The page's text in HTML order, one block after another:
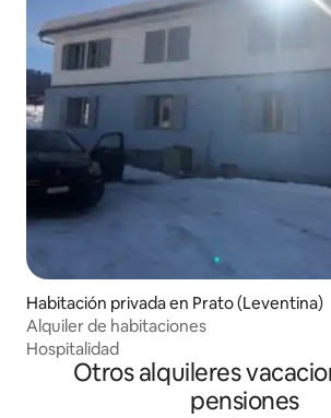
Habitación privada en Prato (Leventina)
Alquiler de habitaciones
Hospitalidad
Otros alquileres
pensiones